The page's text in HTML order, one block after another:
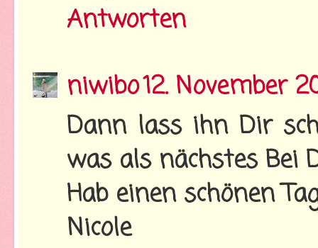
Antworten
niwibo12. November
Dann lass ihn Dir
was als nächstes Bei
Hab einen schönen
Nicole